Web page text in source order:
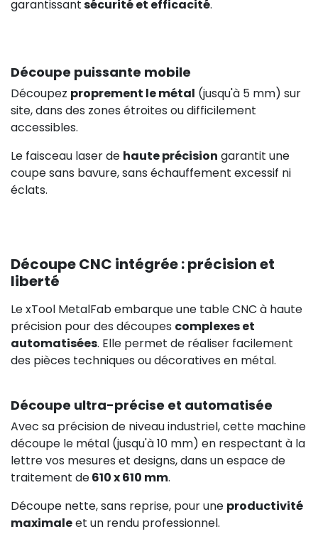
garantissantsécurité et efficacité.
Découpe puissante mobile
Découpez proprement le métal (jusqu'à 5 mm) sur
site, dans des zones étroites ou difficilement
accessibles.
Le faisceau laser de haute précision garantit une
coupe sans bavure, sans échauffement excessif ni
éclats.
Découpe CNC intégrée : précision et
liberté
Le xTool MetalFab embarque une table CNC à haute
précision pour des découpes complexes et
automatisées. Elle permet de réaliser facilement
des pièces techniques ou décoratives en métal.
Découpe ultra-précise et automatisée
Avec sa précision de niveau industriel, cette machine
découpe le métal (jusqu'à 10 mm) en respectant à la
lettre vos mesures et designs, dans un espace de
traitement de610 x 610 mm.
Découpe nette, sans reprise, pour une productivité
maximaleet un rendu professionnel.